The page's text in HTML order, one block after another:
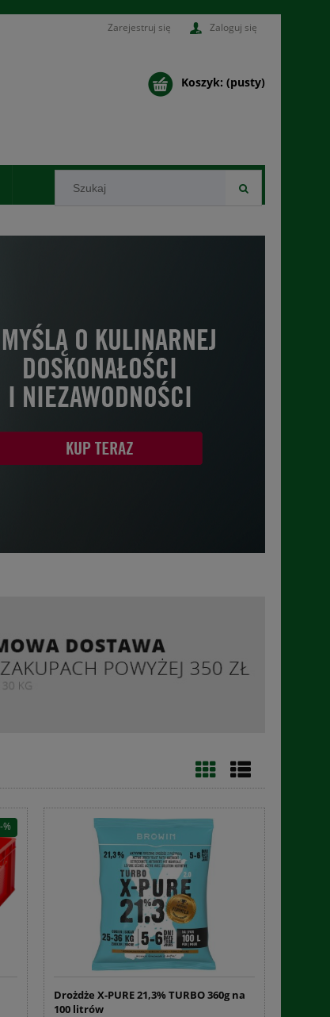
Zarejestruj się Zaloguj się
Koszyk: (pusty)
Drożdże X-PURE 21,3% TURBO 360g na
100 litrów